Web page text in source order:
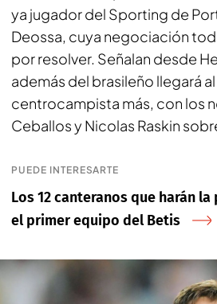
ya jugador del Sporting de
Deossa, cuya negociación
por resolver. Señalan desde
además del brasileño llegará
centrocampista más, con los
Ceballos y Nicolas Raskin
PUEDE INTERESARTE
Los 12 canteranos que harán
el primer equipo del Betis